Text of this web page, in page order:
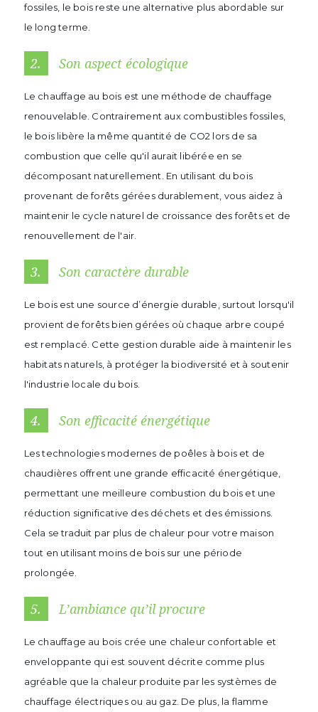
fossiles, le bois reste une alternative plus abordable sur
le long terme.
2. Son aspect écologique
Le chauffage au bois est une méthode de chauffage
renouvelable. Contrairement aux combustibles fossiles,
le bois libère la même quantité de CO2 lors de sa
combustion que celle qu'il aurait libérée en se
décomposant naturellement. En utilisant du bois
provenant de forêts gérées durablement, vous aidez à
maintenir le cycle naturel de croissance des forêts et de
renouvellement de l'air.
3. Son caractère durable
Le bois est une source d’énergie durable, surtout lorsqu'il
provient de forêts bien gérées où chaque arbre coupé
est remplacé. Cette gestion durable aide à maintenir les
habitats naturels, à protéger la biodiversité et à soutenir
l'industrie locale du bois.
4. Son efficacité énergétique
Les technologies modernes de poêles à bois et de
chaudières offrent une grande efficacité énergétique,
permettant une meilleure combustion du bois et une
réduction significative des déchets et des émissions.
Cela se traduit par plus de chaleur pour votre maison
tout en utilisant moins de bois sur une période
prolongée.
5. L’ambiance qu’il procure
Le chauffage au bois crée une chaleur confortable et
enveloppante qui est souvent décrite comme plus
agréable que la chaleur produite par les systèmes de
chauffage électriques ou au gaz. De plus, la flamme